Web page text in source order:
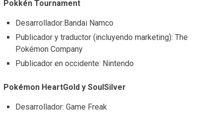
Pokkén Tournament
Desarrollador:Bandai Namco
Publicador y traductor (incluyendo marketing): The
Pokémon Company
Publicador en occidente: Nintendo
Pokémon HeartGold y SoulSilver
Desarrollador: Game Freak